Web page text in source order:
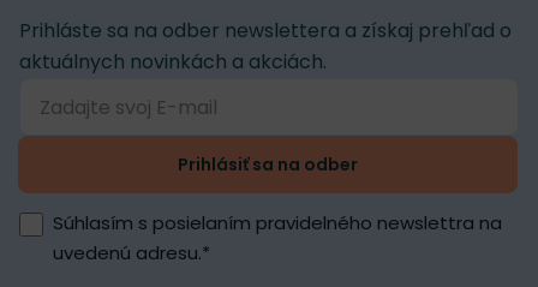
Prihláste sa na odber newslettera a získaj prehľad o
aktuálnych novinkách a akciách.
Prihlásiť sa na odber
Súhlasím s posielaním pravidelného newslettra na
uvedenú adresu.*